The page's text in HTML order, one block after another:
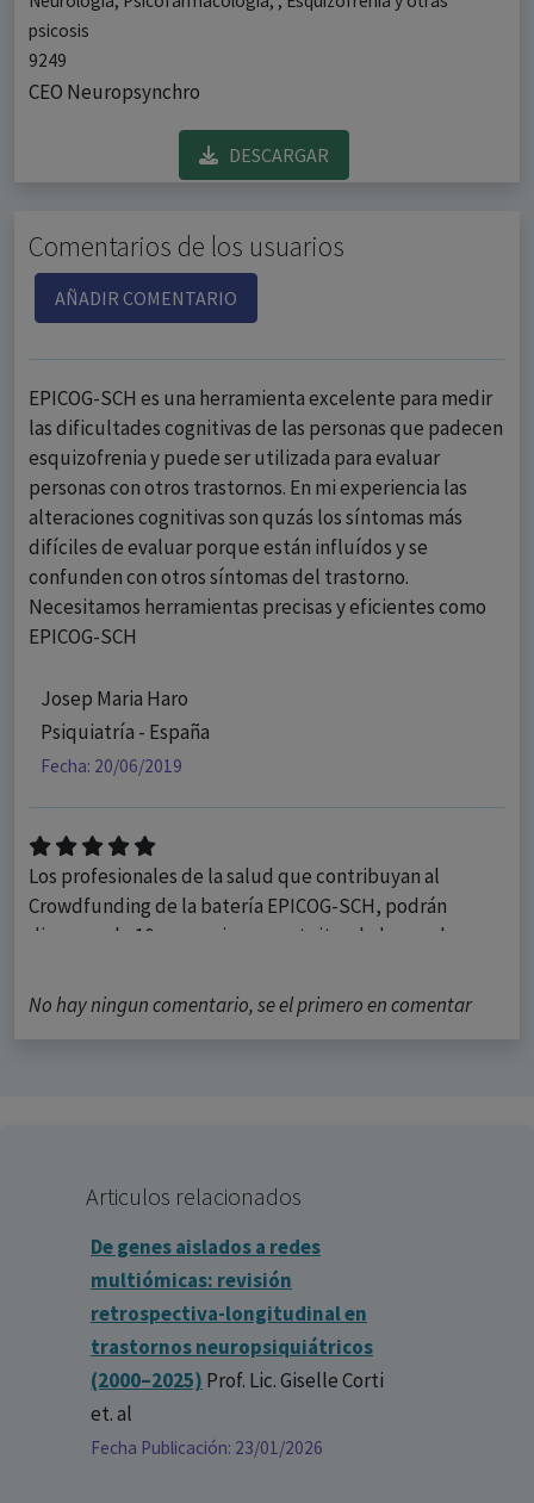
psicosis
9249
CEO Neuropsynchro
DESCARGAR
Comentarios de los usuarios
AÑADIR COMENTARIO
EPICOG-SCH es una herramienta excelente para medir
las dificultades cognitivas de las personas que padecen
esquizofrenia y puede ser utilizada para evaluar
personas con otros trastornos. En mi experiencia las
alteraciones cognitivas son quzás los síntomas más
difíciles de evaluar porque están influídos y se
confunden con otros síntomas del trastorno.
Necesitamos herramientas precisas y eficientes como
EPICOG-SCH
Josep Maria Haro
Psiquiatría - España
Fecha: 20/06/2019
Los profesionales de la salud que contribuyan al
Crowdfunding de la batería EPICOG-SCH, podrán
disponer de 10 correcciones gratuitas de la prueba.
pacientes de sus consultas y poder comprobar la
utilidad de los resultados en su práctica clínica con los
Fecha: 01/05/2019
No hay ningun comentario, se el primero en comentar
Articulos relacionados
De genes aislados a redes
multiómicas: revisión
retrospectiva-longitudinal en
trastornos neuropsiquiátricos
(2000–2025) Prof. Lic. Giselle Corti
et. al
Fecha Publicación: 23/01/2026